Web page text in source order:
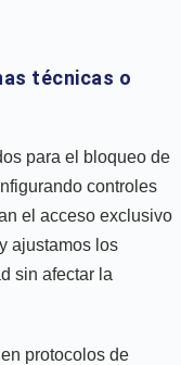
técnicas o
para el bloqueo de
controles
el acceso exclusivo
ajustamos los
sin afectar la
protocolos de